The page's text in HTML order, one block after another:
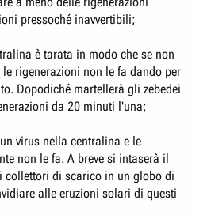
pressoché inavvertibili;
è tarata in modo che se non
rigenerazioni non le fa dando per
Dopodiché martellerà gli zebedei
da 20 minuti l'una;
virus nella centralina e le
non le fa. A breve si intaserà il
collettori di scarico in un globo di
alle eruzioni solari di questi